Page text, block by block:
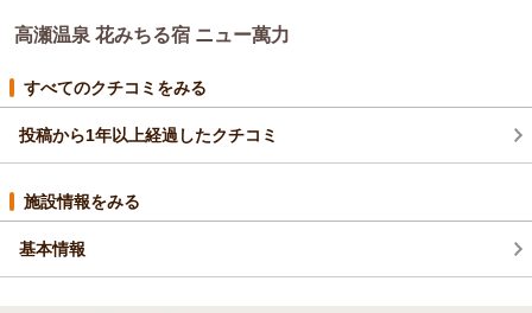
高瀬温泉 花みちる宿 ニュー萬力
すべてのクチコミをみる
投稿から1年以上経過したクチコミ
施設情報をみる
基本情報